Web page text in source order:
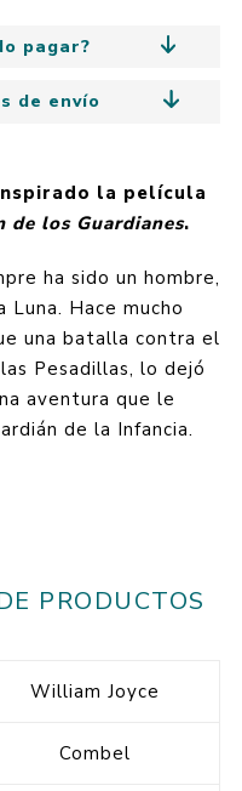
pagar?
de envío
la película
de los Guardianes.
ha sido un hombre,
Hace mucho
una batalla contra el
Pesadillas, lo dejó
aventura que le
de la Infancia.
PRODUCTOS
William Joyce
Combel